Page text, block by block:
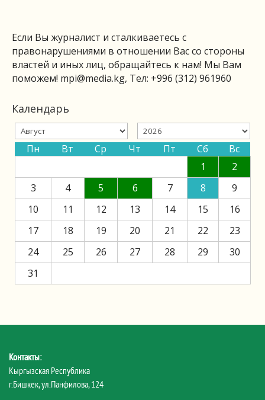
Если Вы журналист и сталкиваетесь с
правонарушениями в отношении Вас со стороны
властей и иных лиц, обращайтесь к нам! Мы Вам
поможем! mpi@media.kg, Тел: +996 (312) 961960
Календарь
Пн Вт Ср Чт Пт Сб
Вс
1
2
3
4 5 6 7 8
9
10
11 12 13 14 15
16
17
18 19 20 21 22
23
24
25 26 27 28 29
30
31
Контакты:
Кыргызская Республика
г.Бишкек, ул.Панфилова, 124